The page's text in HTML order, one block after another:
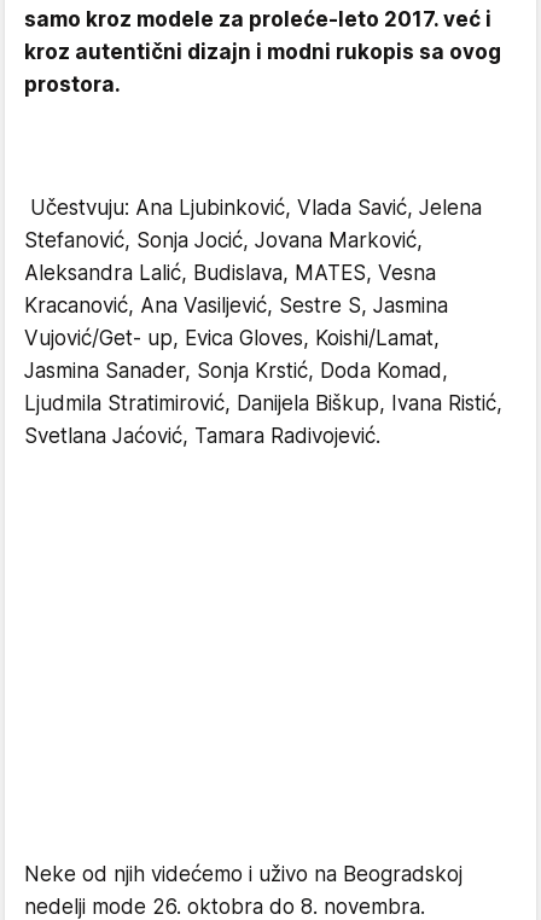
samo kroz modele za proleće-leto 2017. već i
kroz autentični dizajn i modni rukopis sa ovog
prostora.
Učestvuju: Ana Ljubinković, Vlada Savić, Jelena
Stefanović, Sonja Jocić, Jovana Marković,
Aleksandra Lalić, Budislava, MATES, Vesna
Kracanović, Ana Vasiljević, Sestre S, Jasmina
Vujović/Get- up, Evica Gloves, Koishi/Lamat,
Jasmina Sanader, Sonja Krstić, Doda Komad,
Ljudmila Stratimirović, Danijela Biškup, Ivana Ristić,
Svetlana Jaćović, Tamara Radivojević.
Neke od njih videćemo i uživo na Beogradskoj
nedelji mode 26. oktobra do 8. novembra.